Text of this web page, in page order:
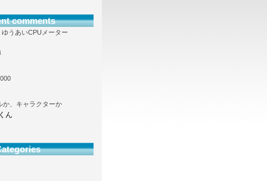
comments
うあいCPUメーター
か、キャラクターか
ん